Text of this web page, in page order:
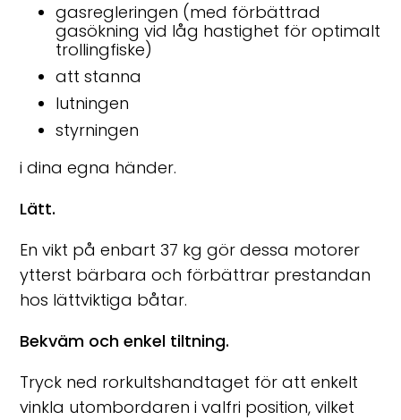
gasregleringen (med förbättrad
gasökning vid låg hastighet för optimalt
trollingfiske)
att stanna
lutningen
styrningen
i dina egna händer.
Lätt.
En vikt på enbart 37 kg gör dessa motorer
ytterst bärbara och förbättrar prestandan
hos lättviktiga båtar.
Bekväm och enkel tiltning.
Tryck ned rorkultshandtaget för att enkelt
vinkla utombordaren i valfri position, vilket